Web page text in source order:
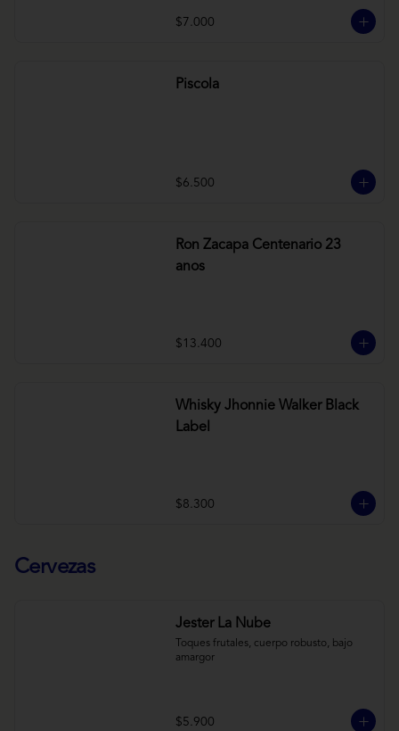
$7.000
Piscola
$6.500
Ron Zacapa Centenario 23
anos
$13.400
Whisky Jhonnie Walker Black
Label
$8.300
Cervezas
Jester La Nube
Toques frutales, cuerpo robusto, bajo
amargor
$5.900